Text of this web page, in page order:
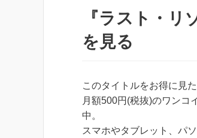
『ラスト・
を見る
このタイトルをお得に見
月額500円(税抜)のワンコ
中。
スマホやタブレット、パ